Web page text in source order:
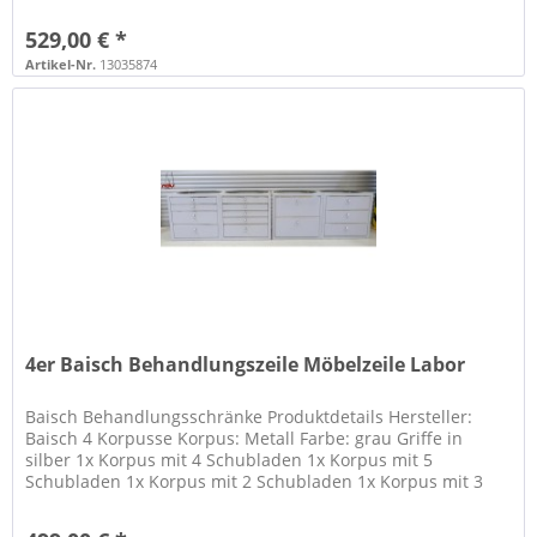
529,00 € *
Artikel-Nr. 13035874
4er Baisch Behandlungszeile Möbelzeile Labor
Baisch Behandlungsschränke Produktdetails Hersteller:
Baisch 4 Korpusse Korpus: Metall Farbe: grau Griffe in
silber 1x Korpus mit 4 Schubladen 1x Korpus mit 5
Schubladen 1x Korpus mit 2 Schubladen 1x Korpus mit 3